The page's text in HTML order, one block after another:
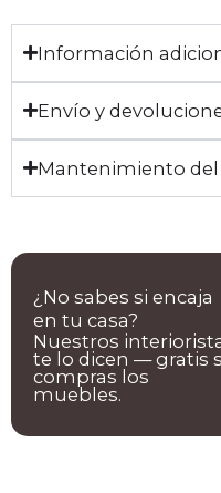
Información
Envío y
Mantenimiento
¿No sabes si encaja
en tu casa?
Nuestros
te lo dicen — gratis
compras los
muebles.